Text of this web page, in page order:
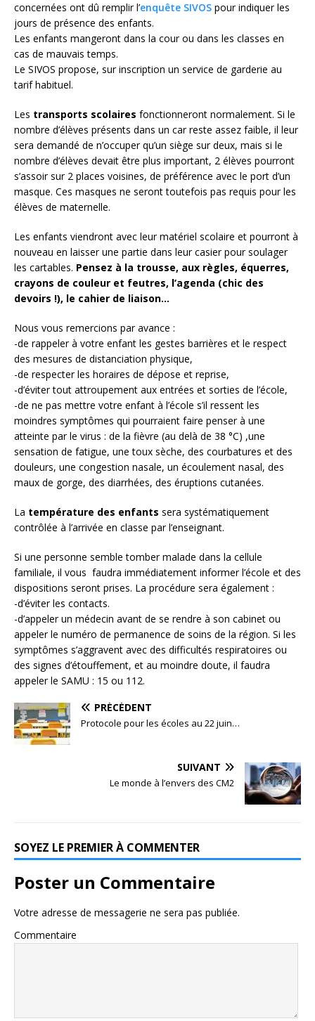
concernées ont dû remplir l’enquête SIVOS pour indiquer les
jours de présence des enfants.
Les enfants mangeront dans la cour ou dans les classes en
cas de mauvais temps.
Le SIVOS propose, sur inscription un service de garderie au
tarif habituel.
Les transports scolaires fonctionneront normalement. Si le
nombre d’élèves présents dans un car reste assez faible, il leur
sera demandé de n’occuper qu’un siège sur deux, mais si le
nombre d’élèves devait être plus important, 2 élèves pourront
s’assoir sur 2 places voisines, de préférence avec le port d’un
masque. Ces masques ne seront toutefois pas requis pour les
élèves de maternelle.
Les enfants viendront avec leur matériel scolaire et pourront à
nouveau en laisser une partie dans leur casier pour soulager
les cartables. Pensez à la trousse, aux règles, équerres,
crayons de couleur et feutres, l’agenda (chic des
devoirs !), le cahier de liaison…
Nous vous remercions par avance :
-de rappeler à votre enfant les gestes barrières et le respect
des mesures de distanciation physique,
-de respecter les horaires de dépose et reprise,
-d’éviter tout attroupement aux entrées et sorties de l’école,
-de ne pas mettre votre enfant à l’école s’il ressent les
moindres symptômes qui pourraient faire penser à une
atteinte par le virus : de la fièvre (au delà de 38 °C) ,une
sensation de fatigue, une toux sèche, des courbatures et des
douleurs, une congestion nasale, un écoulement nasal, des
maux de gorge, des diarrhées, des éruptions cutanées.
La température des enfants sera systématiquement
contrôlée à l’arrivée en classe par l’enseignant.
Si une personne semble tomber malade dans la cellule
familiale, il vous faudra immédiatement informer l’école et des
dispositions seront prises. La procédure sera également :
-d’éviter les contacts.
-d’appeler un médecin avant de se rendre à son cabinet ou
appeler le numéro de permanence de soins de la région. Si les
symptômes s’aggravent avec des difficultés respiratoires ou
des signes d’étouffement, et au moindre doute, il faudra
appeler le SAMU : 15 ou 112.
PRÉCÉDENT
Protocole pour les écoles au 22 juin…
SUIVANT
Le monde à l’envers des CM2
SOYEZ LE PREMIER À COMMENTER
Poster un Commentaire
Votre adresse de messagerie ne sera pas publiée.
Commentaire